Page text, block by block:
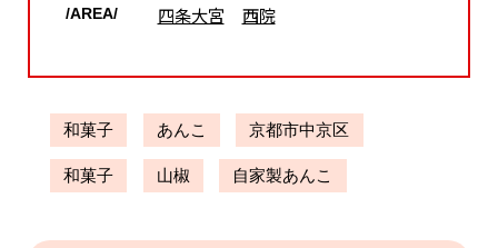
/AREA/ 四条大宮 西院
和菓子 あんこ 京都市中京区
和菓子 山椒 自家製あんこ